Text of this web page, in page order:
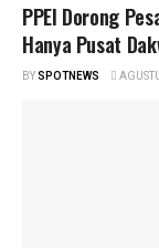
PPEI Dorong
Hanya Pusat
BYSPOTNEWS